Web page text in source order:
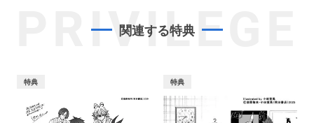
PRIVILEGE
関連する特典
特典 特典